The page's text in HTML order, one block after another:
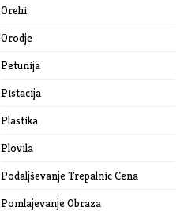
Orehi
Orodje
Petunija
Pistacija
Plastika
Plovila
Podaljševanje Trepalnic Cena
Pomlajevanje Obraza